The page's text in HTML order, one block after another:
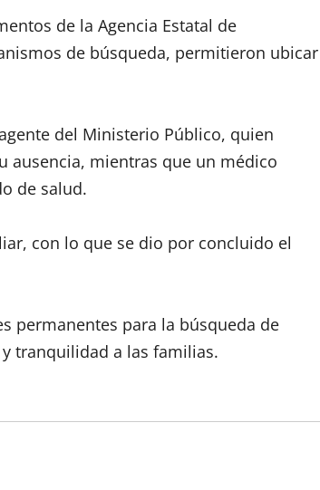
de la Agencia Estatal de
de búsqueda, permitieron ubicar
del Ministerio Público, quien
ausencia, mientras que un médico
de salud.
con lo que se dio por concluido el
permanentes para la búsqueda de
tranquilidad a las familias.